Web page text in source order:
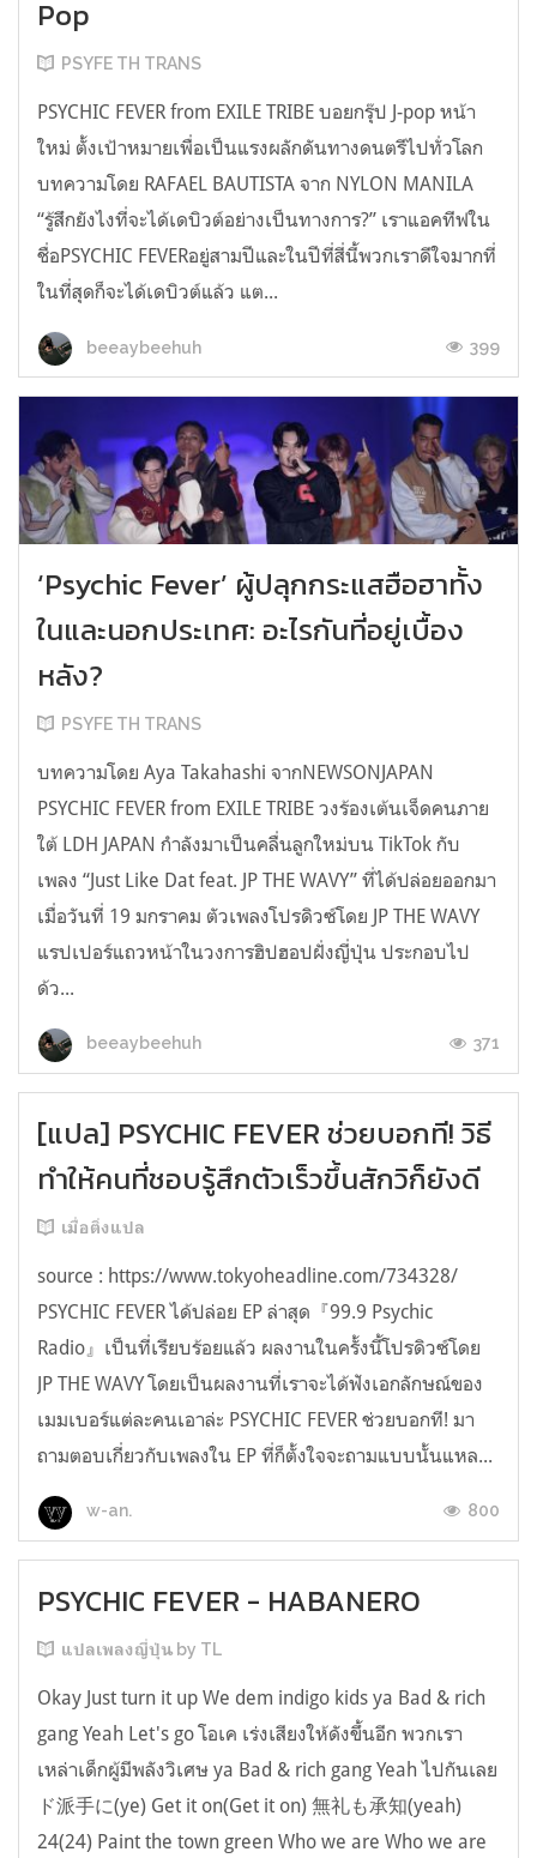
Pop
PSYFE TH TRANS
PSYCHIC FEVER from EXILE TRIBE บอยกรุ๊ป J-pop หน้า
ใหม่ ตั้งเป้าหมายเพื่อเป็นแรงผลักดันทางดนตรีไปทั่วโลก
บทความโดย RAFAEL BAUTISTA จาก NYLON MANILA
“รู้สึกยังไงที่จะได้เดบิวต์อย่างเป็นทางการ?” เราแอคทีฟใน
ชื่อPSYCHIC FEVERอยู่สามปีและในปีที่สี่นี้พวกเราดีใจมากที่
ในที่สุดก็จะได้เดบิวต์แล้ว แต...
beeaybeehuh 399
‘Psychic Fever’ ผู้ปลุกกระแสฮือฮาทั้ง
ในและนอกประเทศ: อะไรกันที่อยู่เบื้อง
หลัง?
PSYFE TH TRANS
บทความโดย Aya Takahashi จากNEWSONJAPAN
PSYCHIC FEVER from EXILE TRIBE วงร้องเต้นเจ็ดคนภาย
ใต้ LDH JAPAN กำลังมาเป็นคลื่นลูกใหม่บน TikTok กับ
เพลง “Just Like Dat feat. JP THE WAVY” ที่ได้ปล่อยออกมา
เมื่อวันที่ 19 มกราคม ตัวเพลงโปรดิวซ์โดย JP THE WAVY
แรปเปอร์แถวหน้าในวงการฮิปฮอปฝั่งญี่ปุ่น ประกอบไป
ด้ว...
beeaybeehuh 371
[แปล] PSYCHIC FEVER ช่วยบอกที! วิธี
ทำให้คนที่ชอบรู้สึกตัวเร็วขึ้นสักวิก็ยังดี
เมื่อติ่งแปล
source : https://www.tokyoheadline.com/734328/
PSYCHIC FEVER ได้ปล่อย EP ล่าสุด『99.9 Psychic
Radio』เป็นที่เรียบร้อยแล้ว ผลงานในครั้งนี้โปรดิวซ์โดย
JP THE WAVY โดยเป็นผลงานที่เราจะได้ฟังเอกลักษณ์ของ
เมมเบอร์แต่ละคนเอาล่ะ PSYCHIC FEVER ช่วยบอกที! มา
ถามตอบเกี่ยวกับเพลงใน EP ที่ก็ตั้งใจจะถามแบบนั้นแหล...
w-an. 800
PSYCHIC FEVER - HABANERO
แปลเพลงญี่ปุ่น by TL
Okay Just turn it up We dem indigo kids ya Bad & rich
gang Yeah Let's go โอเค เร่งเสียงให้ดังขึ้นอีก พวกเรา
เหล่าเด็กผู้มีพลังวิเศษ ya Bad & rich gang Yeah ไปกันเลย
ド派手に(ye) Get it on(Get it on) 無礼も承知(yeah)
24(24) Paint the town green Who we are Who we are